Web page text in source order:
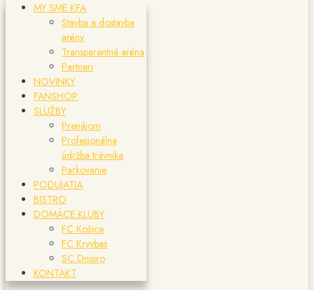
MY SME KFA
Stavba a dostavba
arény
Transparentná aréna
Partneri
NOVINKY
FANSHOP
SLUŽBY
Prenájom
Profesionálna
údržba trávnika
Parkovanie
PODUJATIA
BISTRO
DOMÁCE KLUBY
FC Košice
FC Kryvbas
SC Dnipro
KONTAKT